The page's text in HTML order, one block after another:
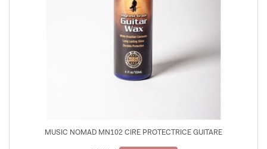
MUSIC NOMAD MN102 CIRE PROTECTRICE GUITARE